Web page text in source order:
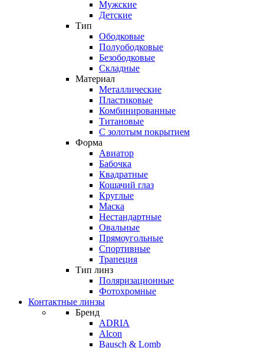
Мужские
Детские
Тип
Ободковые
Полуободковые
Безободковые
Складные
Материал
Металлические
Пластиковые
Комбинированные
Титановые
С золотым покрытием
Форма
Авиатор
Бабочка
Квадратные
Кошачий глаз
Круглые
Маска
Нестандартные
Овальные
Прямоугольные
Спортивные
Трапеция
Тип линз
Поляризационные
Фотохромные
Контактные линзы
Бренд
ADRIA
Alcon
Bausch & Lomb